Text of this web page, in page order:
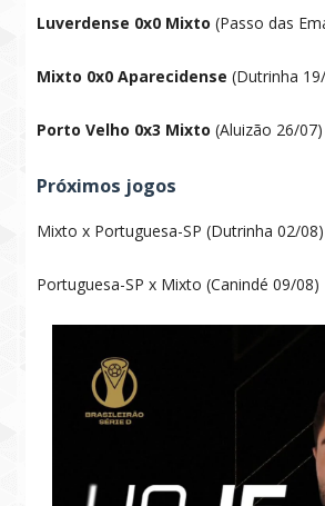
Luverdense 0x0 Mixto (Passo das
Mixto 0x0 Aparecidense (Dutrinha
Porto Velho 0x3 Mixto (Aluizão 26/07)
Próximos jogos
Mixto x Portuguesa-SP (Dutrinha 02/08)
Portuguesa-SP x Mixto (Canindé 09/08)